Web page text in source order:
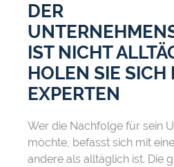
DER
IST NICHT
HOLEN SIE SICH
EXPERTEN
Wer die Nachfolge für sein
möchte, befasst sich mit
andere als alltäglich ist. Die